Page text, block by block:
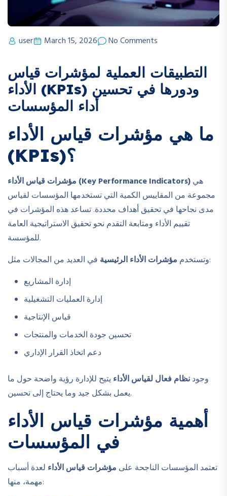
user March 15, 2026 No Comments
التطبيقات العملية لمؤشرات قياس
الأداء (KPIs) ودورها في تحسين
أداء المؤسسات
ما هي مؤشرات قياس الأداء
(KPIs)؟
مؤشرات قياس الأداء (Key Performance Indicators)
مجموعة من المقاييس الكمية التي تستخدمها المؤسسات لقياس
مدى نجاحها في تحقيق أهداف محددة. تساعد هذه المؤشرات في
تقييم الأداء ومتابعة التقدم نحو تحقيق الاستراتيجية العامة
للمؤسسة.
وتستخدم مؤشرات الأداء الرئيسية
في العديد من المجالات مثل:
إدارة المشاريع
إدارة العمليات التشغيلية
قياس الإنتاجية
تحسين جودة الخدمات والمنتجات
دعم اتخاذ القرار الإداري
وجودنظام فعال لقياس الأداءيتيح للإدارة رؤية واضحة حول ما
يعمل بشكل جيد وما يحتاج إلى تحسين.
أهمية مؤشرات قياس الأداء
في المؤسسات
تعتمد المؤسسات الناجحة على مؤشرات قياس الأداء لعدة أسباب
مهمة، منها: